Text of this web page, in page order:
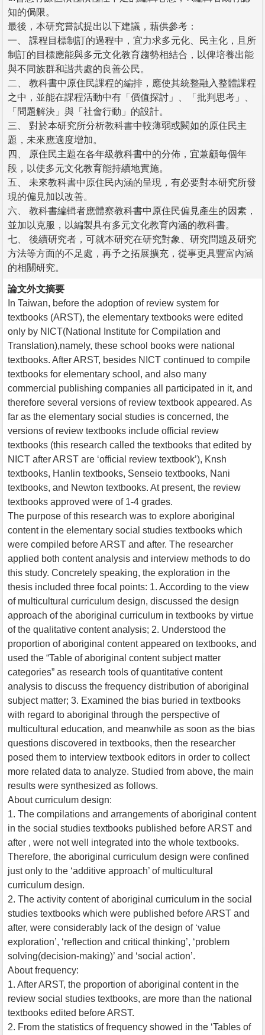
知的侷限。
最後，本研究嘗試提出以下建議，藉供參考：
一、 課程目標制訂的過程中，宜力求多元化、民主化，且所
制訂的目標應能與多元文化教育趨勢相結合，以俾培養出能
與不同族群和諧共處的良善公民。
二、 教科書中原住民課程的編排，應使其統整融入整體課程
之中，並能在課程活動中有「價值探討」、「批判思考」、
「問題解決」與「社會行動」的設計。
三、 對於本研究所分析教科書中較薄弱或闕如的原住民主
題，未來應適度增加。
四、 原住民主題在各年級教科書中的分佈，宜兼顧每個年
段，以使多元文化教育能持續地實施。
五、 未來教科書中原住民內涵的呈現，有必要對本研究所發
現的偏見加以改善。
六、 教科書編輯者應體察教科書中原住民偏見產生的因素，
並加以克服，以編製具有多元文化教育內涵的教科書。
七、 後續研究者，可就本研究在研究對象、研究問題及研究
方法等方面的不足處，再予之拓展擴充，從事更具豐富內涵
的相關研究。
論文外文摘要
In Taiwan, before the adoption of review system for
textbooks (ARST), the elementary textbooks were edited
only by NICT(National Institute for Compilation and
Translation),namely, these school books were national
textbooks. After ARST, besides NICT continued to compile
textbooks for elementary school, and also many
commercial publishing companies all participated in it, and
therefore several versions of review textbook appeared. As
far as the elementary social studies is concerned, the
versions of review textbooks include official review
textbooks (this research called the textbooks that edited by
NICT after ARST are ‘official review textbook’), Knsh
textbooks, Hanlin textbooks, Senseio textbooks, Nani
textbooks, and Newton textbooks. At present, the review
textbooks approved were of 1-4 grades.
The purpose of this research was to explore aboriginal
content in the elementary social studies textbooks which
were compiled before ARST and after. The researcher
applied both content analysis and interview methods to do
this study. Concretely speaking, the exploration in the
thesis included three focal points: 1. According to the view
of multicultural curriculum design, discussed the design
approach of the aboriginal curriculum in textbooks by virtue
of the qualitative content analysis; 2. Understood the
proportion of aboriginal content appeared on textbooks, and
used the “Table of aboriginal content subject matter
categories” as research tools of quantitative content
analysis to discuss the frequency distribution of aboriginal
subject matter; 3. Examined the bias buried in textbooks
with regard to aboriginal through the perspective of
multicultural education, and meanwhile as soon as the bias
questions discovered in textbooks, then the researcher
posed them to interview textbook editors in order to collect
more related data to analyze. Studied from above, the main
results were synthesized as follows.
About curriculum design:
1. The compilations and arrangements of aboriginal content
in the social studies textbooks published before ARST and
after , were not well integrated into the whole textbooks.
Therefore, the aboriginal curriculum design were confined
just only to the ‘additive approach’ of multicultural
curriculum design.
2. The activity content of aboriginal curriculum in the social
studies textbooks which were published before ARST and
after, were considerably lack of the design of ‘value
exploration’, ‘reflection and critical thinking’, ‘problem
solving(decision-making)’ and ‘social action’.
About frequency:
1. After ARST, the proportion of aboriginal content in the
review social studies textbooks, are more than the national
textbooks edited before ARST.
2. From the statistics of frequency showed in the ‘Tables of